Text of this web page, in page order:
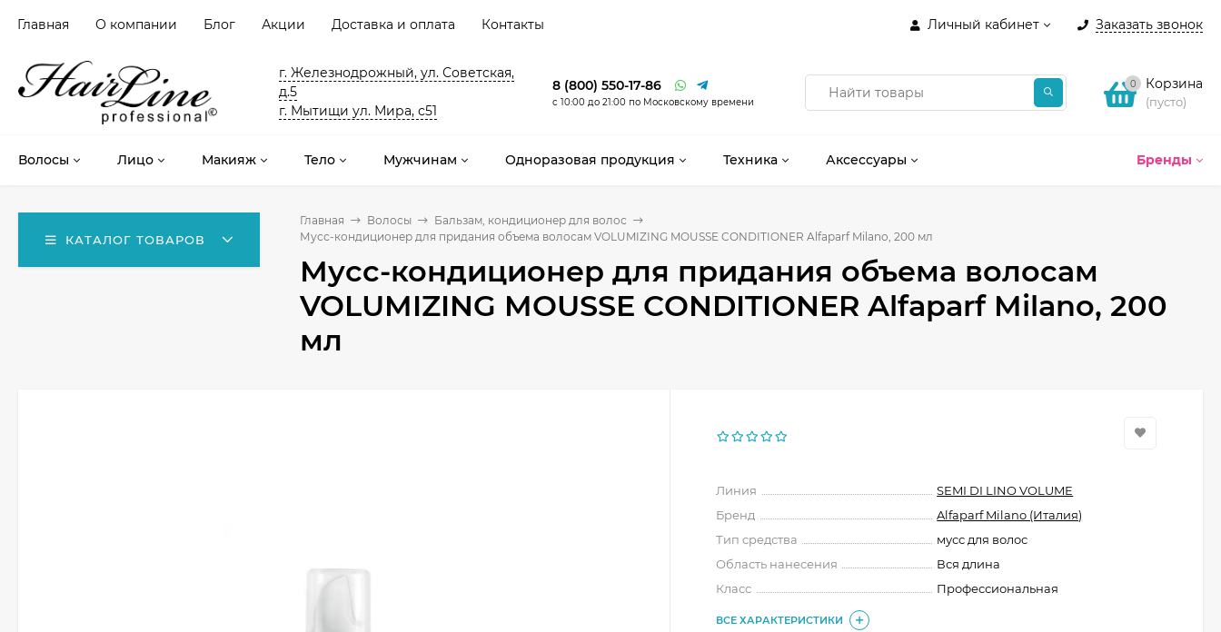
Личный кабинет Заказать звонок
Главная О компании Блог Акции Доставка и оплата Контакты
г. Железнодрожный, ул. Советская,
д.5
г. Мытищи ул. Мира, с51
8 (800) 550-17-86
с 10:00 до 21:00 по Московскому времени
0 Корзина
(пусто)
Бренды
Волосы Лицо Макияж Тело Мужчинам Одноразовая продукция Техника Аксессуары
КАТАЛОГ ТОВАРОВ
Главная Волосы
Бальзам, кондиционер для волос
Мусс-кондиционер для придания объема волосам VOLUMIZING MOUSSE CONDITIONER Alfaparf Milano, 200 мл
Мусс-кондиционер для придания объема волосам
VOLUMIZING MOUSSE CONDITIONER Alfaparf Milano, 200
мл
Линия
SEMI DI LINO VOLUME
Бренд
Alfaparf Milano (Италия)
Тип средства
мусс для волос
Область нанесения
Вся длина
Класс
Профессиональная
ВСЕ ХАРАКТЕРИСТИКИ